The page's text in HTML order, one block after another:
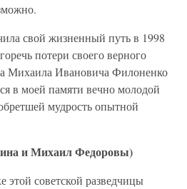
свой жизненный путь в 1998
потери своего верного
Михаила Ивановича Филоненко
в моей памяти вечно молодой
мудрость опытной
и Михаил Федоровы)
этой советской разведчицы